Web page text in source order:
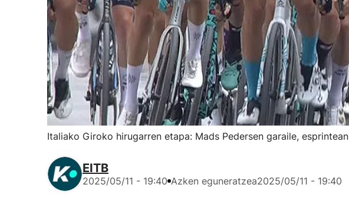
Italiako Giroko hirugarren etapa: Mads Pedersen garaile, esprintean
EITB
2025/05/11 - 19:40 Azken eguneratzea2025/05/11 - 19:40